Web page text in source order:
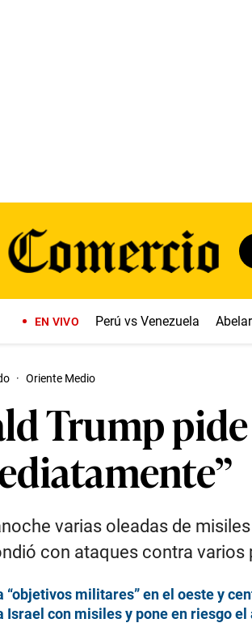
EN VIVO Perú vs Venezuela
· Oriente Medio
Trump
varias oleadas de
con ataques contra varios
“objetivos militares” en el oeste y
Israel con misiles y pone en riesgo